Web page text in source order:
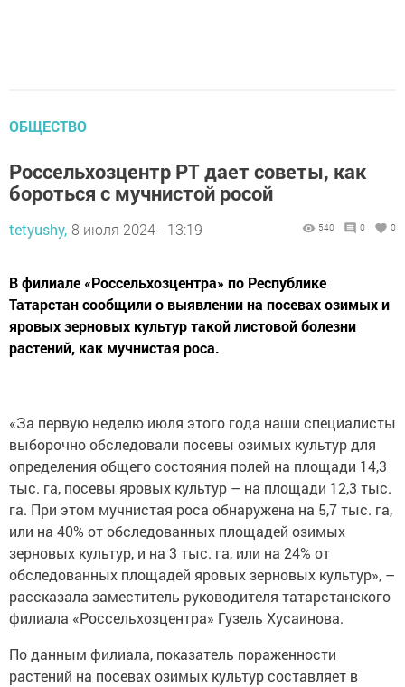
ОБЩЕСТВО
Россельхозцентр РТ дает советы, как
бороться с мучнистой росой
tetyushy, 8 июля 2024 - 13:19 540 0 0
В филиале «Россельхозцентра» по Республике
Татарстан сообщили о выявлении на посевах озимых и
яровых зерновых культур такой листовой болезни
растений, как мучнистая роса.
«За первую неделю июля этого года наши специалисты
выборочно обследовали посевы озимых культур для
определения общего состояния полей на площади 14,3
тыс. га, посевы яровых культур – на площади 12,3 тыс.
га. При этом мучнистая роса обнаружена на 5,7 тыс. га,
или на 40% от обследованных площадей озимых
зерновых культур, и на 3 тыс. га, или на 24% от
обследованных площадей яровых зерновых культур», –
рассказала заместитель руководителя татарстанского
филиала «Россельхозцентра» Гузель Хусаинова.
По данным филиала, показатель пораженности
растений на посевах озимых культур составляет в